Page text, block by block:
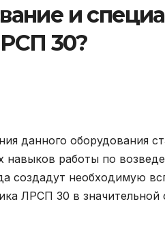
и
30?
данного оборудования
навыков работы по
создадут необходимую
ЛРСП 30 в значительной